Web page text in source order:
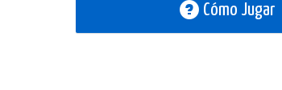
Cómo Jugar